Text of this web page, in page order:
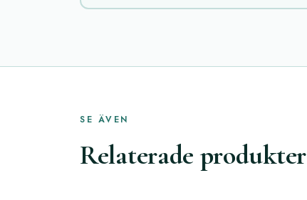
SE ÄVEN
Relaterade produkter